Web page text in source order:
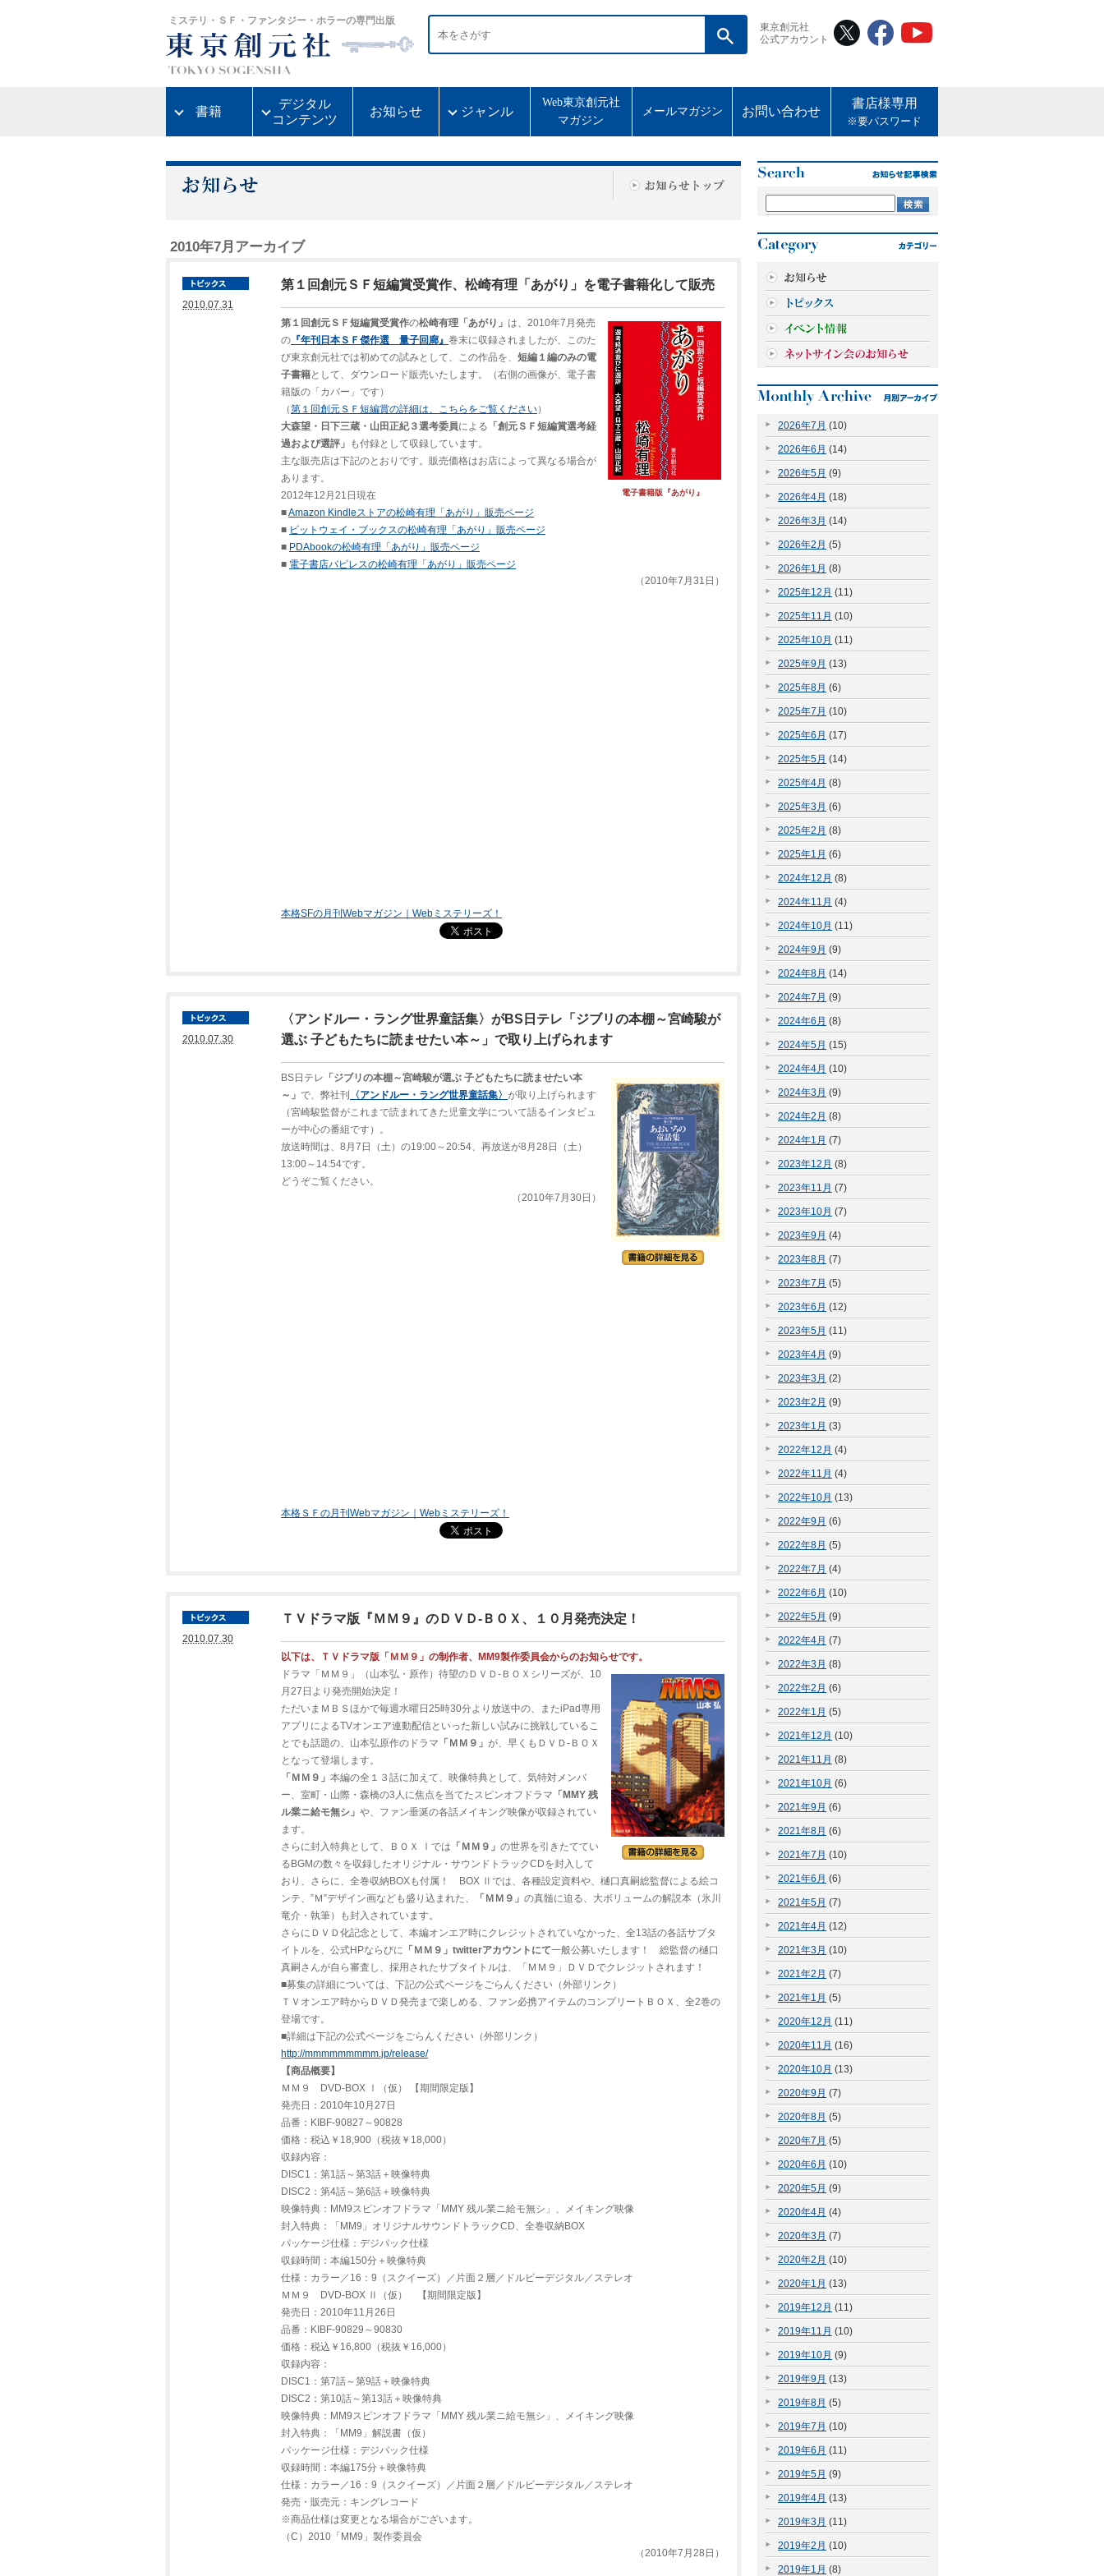
ミステリ・ＳＦ・ファンタジー・ホラーの専門出版
東京創元社
公式アカウント
書籍
デジタル
コンテンツ
お知らせ ジャンル
Web東京創元社
マガジン
メールマガジン お問い合わせ
書店様専用
※要パスワード
2010年7月アーカイブ
2010.07.31
第１回創元ＳＦ短編賞受賞作、松崎有理「あがり」を電子書籍化して販売
電子書籍版『あがり』
第１回創元ＳＦ短編賞受賞作の松崎有理「あがり」 は、2010年7月発売
の 『年刊日本ＳＦ傑作選 量子回廊』 巻末に収録されましたが、このた
び東京創元社では初めての試みとして、この作品を、 短編１編のみの電
子書籍として、ダウンロード販売いたします。（右側の画像が、電子書
籍版の「カバー」です）
（第１回創元ＳＦ短編賞の詳細は、こちらをご覧ください）
大森望・日下三蔵・山田正紀３選考委員による 「創元ＳＦ短編賞選考経
過および選評」 も付録として収録しています。
主な販売店は下記のとおりです。販売価格はお店によって異なる場合が
あります。
2012年12月21日現在
■Amazon Kindleストアの松崎有理「あがり」販売ページ
■ ビットウェイ・ブックスの松崎有理「あがり」販売ページ
■ PDAbookの松崎有理「あがり」販売ページ
■ 電子書店パピレスの松崎有理「あがり」販売ページ
（2010年7月31日）
本格SFの月刊Webマガジン｜Webミステリーズ！
2010.07.30
〈アンドルー・ラング世界童話集〉がBS日テレ「ジブリの本棚～宮崎駿が
選ぶ 子どもたちに読ませたい本～」で取り上げられます
BS日テレ 「ジブリの本棚～宮崎駿が選ぶ 子どもたちに読ませたい本
～」 で、弊社刊 〈アンドルー・ラング世界童話集〉 が取り上げられます
（宮崎駿監督がこれまで読まれてきた児童文学について語るインタビュ
ーが中心の番組です）。
放送時間は、8月7日（土）の19:00～20:54、再放送が8月28日（土）
13:00～14:54です。
どうぞご覧ください。
（2010年7月30日）
本格ＳＦの月刊Webマガジン｜Webミステリーズ！
2010.07.30
ＴＶドラマ版『ＭＭ９』のＤＶＤ‐ＢＯＸ、１０月発売決定！
以下は、ＴＶドラマ版「ＭＭ９」の制作者、MM9製作委員会からのお知らせです。
ドラマ「ＭＭ９」（山本弘・原作）待望のＤＶＤ‐ＢＯＸシリーズが、10
月27日より発売開始決定！
ただいまＭＢＳほかで毎週水曜日25時30分より放送中の、またiPad専用
アプリによるTVオンエア連動配信といった新しい試みに挑戦しているこ
とでも話題の、山本弘原作のドラマ 「ＭＭ９」 が、早くもＤＶＤ‐ＢＯＸ
となって登場します。
「ＭＭ９」 本編の全１３話に加えて、映像特典として、気特対メンバ
ー、室町・山際・森橋の3人に焦点を当てたスピンオフドラマ 「MMY 残
ル業ニ給モ無シ」 や、ファン垂涎の各話メイキング映像が収録されてい
ます。
さらに封入特典として、ＢＯＸ Ⅰでは 「ＭＭ９」 の世界を引きたててい
るBGMの数々を収録したオリジナル・サウンドトラックCDを封入して
おり、さらに、全巻収納BOXも付属！ BOX Ⅱでは、各種設定資料や、樋口真嗣総監督による絵コ
ンテ、”Ｍ”デザイン画なども盛り込まれた、
「ＭＭ９」 の真髄に迫る、大ボリュームの解説本（氷川
竜介・執筆）も封入されています。
さらにＤＶＤ化記念として、本編オンエア時にクレジットされていなかった、全13話の各話サブタ
イトルを、公式HPならびに 「ＭＭ９」twitterアカウントにて一般公募いたします！ 総監督の樋口
真嗣さんが自ら審査し、採用されたサブタイトルは、「ＭＭ９」ＤＶＤでクレジットされます！
■募集の詳細については、下記の公式ページをごらんください（外部リンク）
ＴＶオンエア時からＤＶＤ発売まで楽しめる、ファン必携アイテムのコンプリートＢＯＸ、全2巻の
登場です。
■詳細は下記の公式ページをごらんください（外部リンク）
http://mmmmmmmmm.jp/release/
【商品概要】
ＭＭ９ DVD-BOX Ⅰ（仮） 【期間限定版】
発売日：2010年10月27日
品番：KIBF-90827～90828
価格：税込￥18,900（税抜￥18,000）
収録内容：
DISC1：第1話～第3話＋映像特典
DISC2：第4話～第6話＋映像特典
映像特典：MM9スピンオフドラマ「MMY 残ル業ニ給モ無シ」、メイキング映像
封入特典：「MM9」オリジナルサウンドトラックCD、全巻収納BOX
パッケージ仕様：デジパック仕様
収録時間：本編150分＋映像特典
仕様：カラー／16：9（スクイーズ）／片面２層／ドルビーデジタル／ステレオ
ＭＭ９ DVD-BOX Ⅱ（仮） 【期間限定版】
発売日：2010年11月26日
品番：KIBF-90829～90830
価格：税込￥16,800（税抜￥16,000）
収録内容：
DISC1：第7話～第9話＋映像特典
DISC2：第10話～第13話＋映像特典
映像特典：MM9スピンオフドラマ「MMY 残ル業ニ給モ無シ」、メイキング映像
封入特典：「MM9」解説書（仮）
パッケージ仕様：デジパック仕様
収録時間：本編175分＋映像特典
仕様：カラー／16：9（スクイーズ）／片面２層／ドルビーデジタル／ステレオ
発売・販売元：キングレコード
※商品仕様は変更となる場合がございます。
（C）2010「MM9」製作委員会
（2010年7月28日）
2026年7月 (10)
2026年6月 (14)
2026年5月 (9)
2026年4月 (18)
2026年3月 (14)
2026年2月 (5)
2026年1月 (8)
2025年12月 (11)
2025年11月 (10)
2025年10月 (11)
2025年9月 (13)
2025年8月 (6)
2025年7月 (10)
2025年6月 (17)
2025年5月 (14)
2025年4月 (8)
2025年3月 (6)
2025年2月 (8)
2025年1月 (6)
2024年12月 (8)
2024年11月 (4)
2024年10月 (11)
2024年9月 (9)
2024年8月 (14)
2024年7月 (9)
2024年6月 (8)
2024年5月 (15)
2024年4月 (10)
2024年3月 (9)
2024年2月 (8)
2024年1月 (7)
2023年12月 (8)
2023年11月 (7)
2023年10月 (7)
2023年9月 (4)
2023年8月 (7)
2023年7月 (5)
2023年6月 (12)
2023年5月 (11)
2023年4月 (9)
2023年3月 (2)
2023年2月 (9)
2023年1月 (3)
2022年12月 (4)
2022年11月 (4)
2022年10月 (13)
2022年9月 (6)
2022年8月 (5)
2022年7月 (4)
2022年6月 (10)
2022年5月 (9)
2022年4月 (7)
2022年3月 (8)
2022年2月 (6)
2022年1月 (5)
2021年12月 (10)
2021年11月 (8)
2021年10月 (6)
2021年9月 (6)
2021年8月 (6)
2021年7月 (10)
2021年6月 (6)
2021年5月 (7)
2021年4月 (12)
2021年3月 (10)
2021年2月 (7)
2021年1月 (5)
2020年12月 (11)
2020年11月 (16)
2020年10月 (13)
2020年9月 (7)
2020年8月 (5)
2020年7月 (5)
2020年6月 (10)
2020年5月 (9)
2020年4月 (4)
2020年3月 (7)
2020年2月 (10)
2020年1月 (13)
2019年12月 (11)
2019年11月 (10)
2019年10月 (9)
2019年9月 (13)
2019年8月 (5)
2019年7月 (10)
2019年6月 (11)
2019年5月 (9)
2019年4月 (13)
2019年3月 (11)
2019年2月 (10)
2019年1月 (8)